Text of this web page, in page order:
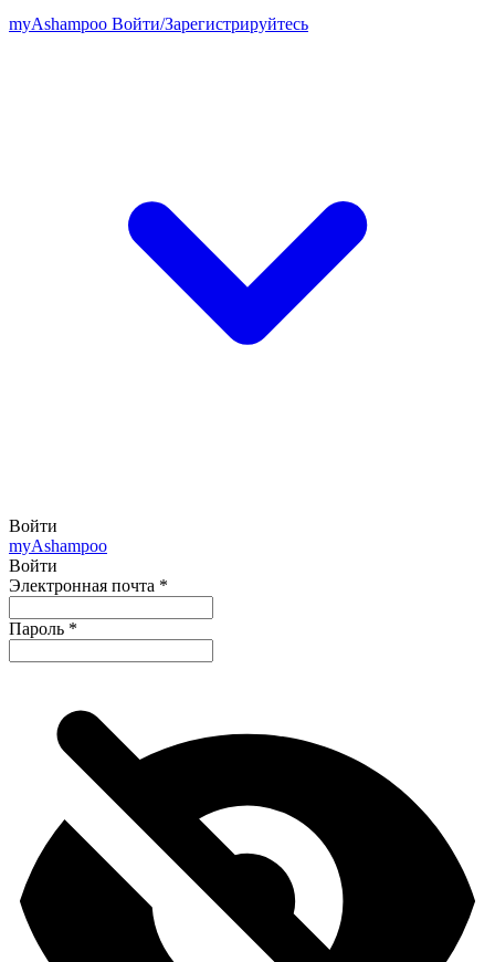
myAshampoo Войти/Зарегистрируйтесь
Войти
myAshampoo
Войти
Электронная почта *
Пароль *